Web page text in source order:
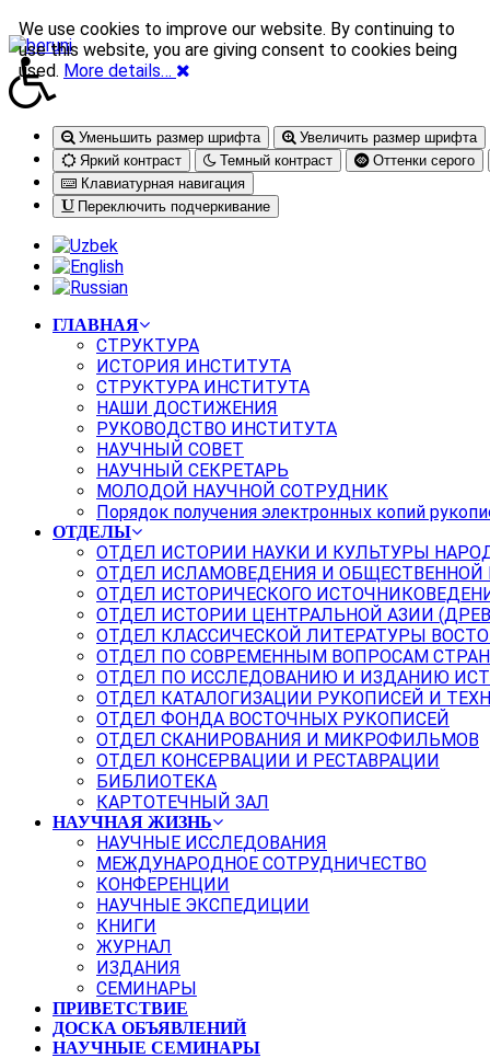
Уменьшить размер шрифта
Увеличить размер шрифта
Яркий контраст
Темный контраст
Оттенки серого
Клавиатурная навигация
Переключить подчеркивание
ГЛАВНАЯ
СТРУКТУРА
ИСТОРИЯ ИНСТИТУТА
СТРУКТУРА ИНСТИТУТА
НАШИ ДОСТИЖЕНИЯ
РУКОВОДСТВО ИНСТИТУТА
НАУЧНЫЙ СОВЕТ
НАУЧНЫЙ СЕКРЕТАРЬ
МОЛОДОЙ НАУЧНОЙ СОТРУДНИК
Порядок получения электронных копий
ОТДЕЛЫ
ОТДЕЛ ИСТОРИИ НАУКИ И КУЛЬТУРЫ
ОТДЕЛ ИСЛАМОВЕДЕНИЯ И
ОТДЕЛ ИСТОРИЧЕСКОГО
ОТДЕЛ ИСТОРИИ ЦЕНТРАЛЬНОЙ АЗИИ
ОТДЕЛ КЛАССИЧЕСКОЙ ЛИТЕРАТУРЫ
ОТДЕЛ ПО СОВРЕМЕННЫМ ВОПРОСАМ
ОТДЕЛ ПО ИССЛЕДОВАНИЮ И ИЗДАНИЮ
ОТДЕЛ КАТАЛОГИЗАЦИИ РУКОПИСЕЙ И
ОТДЕЛ ФОНДА ВОСТОЧНЫХ РУКОПИСЕЙ
ОТДЕЛ СКАНИРОВАНИЯ И МИКРОФИЛЬМОВ
ОТДЕЛ КОНСЕРВАЦИИ И РЕСТАВРАЦИИ
БИБЛИОТЕКА
КАРТОТЕЧНЫЙ ЗАЛ
НАУЧНАЯ ЖИЗНЬ
НАУЧНЫЕ ИССЛЕДОВАНИЯ
МЕЖДУНАРОДНОЕ СОТРУДНИЧЕСТВО
КОНФЕРЕНЦИИ
НАУЧНЫЕ ЭКСПЕДИЦИИ
КНИГИ
ЖУРНАЛ
ИЗДАНИЯ
СЕМИНАРЫ
ПРИВЕТСТВИЕ
ДОСКА ОБЪЯВЛЕНИЙ
НАУЧНЫЕ СЕМИНАРЫ
We use cookies to improve our website. By continuing to
use this website, you are giving consent to cookies being
used. More details…